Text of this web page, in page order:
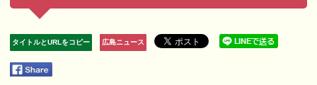
タイトルとURLをコピー 広島ニュース